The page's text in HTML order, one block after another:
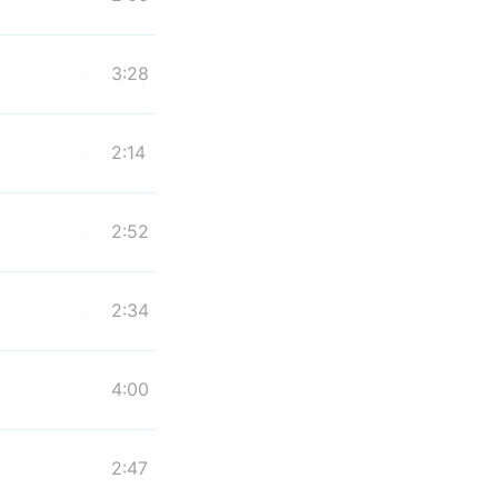
3:28
2:14
2:52
2:34
4:00
2:47